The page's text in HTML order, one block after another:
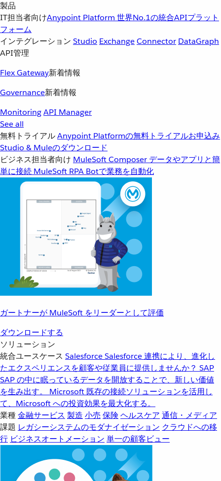
製品
IT担当者向けAnypoint Platform 世界No.1の統合APIプラット
フォーム
インテグレーション Studio ExchangeConnector DataGraph
API管理
Flex Gateway新着情報
Governance新着情報
MonitoringAPI Manager
See all
無料トライアルAnypoint Platformの無料トライアルお申込み
Studio & Muleのダウンロード
ビジネス担当者向け MuleSoft Composer データやアプリと簡
単に接続 MuleSoft RPA Botで業務を自動化
ガートナーが MuleSoft をリーダーとして評価
ダウンロードする
ソリューション
統合ユースケース SalesforceSalesforce 連携により、進化し
たエクスペリエンスを顧客や従業員に提供しませんか？ SAP
SAP の中に眠っているデータを開放することで、新しい価値
を生み出す。
Microsoft 既存の接続ソリューションを活用し
て、Microsoft への投資効果を最大化する。
業種金融サービス 製造 小売 保険 ヘルスケア 通信・メディア
課題 レガシーシステムのモダナイゼーション クラウドへの移
行 ビジネスオートメーション 単一の顧客ビュー